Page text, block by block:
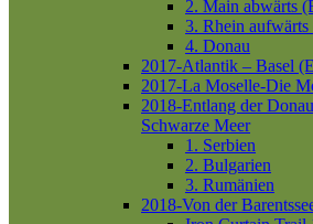
2. Main abwärts
3. Rhein
4. Donau
2017-Atlantik – Basel
2017-La Moselle-Die
2018-Entlang der
Schwarze Meer
1. Serbien
2. Bulgarien
3. Rumänien
2018-Von der